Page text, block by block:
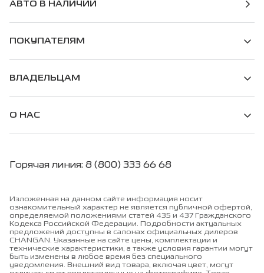
АВТО В НАЛИЧИИ
ПОКУПАТЕЛЯМ
ВЛАДЕЛЬЦАМ
О НАС
Горячая линия: 8 (800) 333 66 68
Изложенная на данном сайте информация носит
ознакомительный характер не является публичной офертой,
определяемой положениями статей 435 и 437 Гражданского
Кодекса Российской Федерации. Подробности актуальных
предложений доступны в салонах официальных дилеров
CHANGAN. Указанные на сайте цены, комплектации и
технические характеристики, а также условия гарантии могут
быть изменены в любое время без специального
уведомления. Внешний вид товара, включая цвет, могут